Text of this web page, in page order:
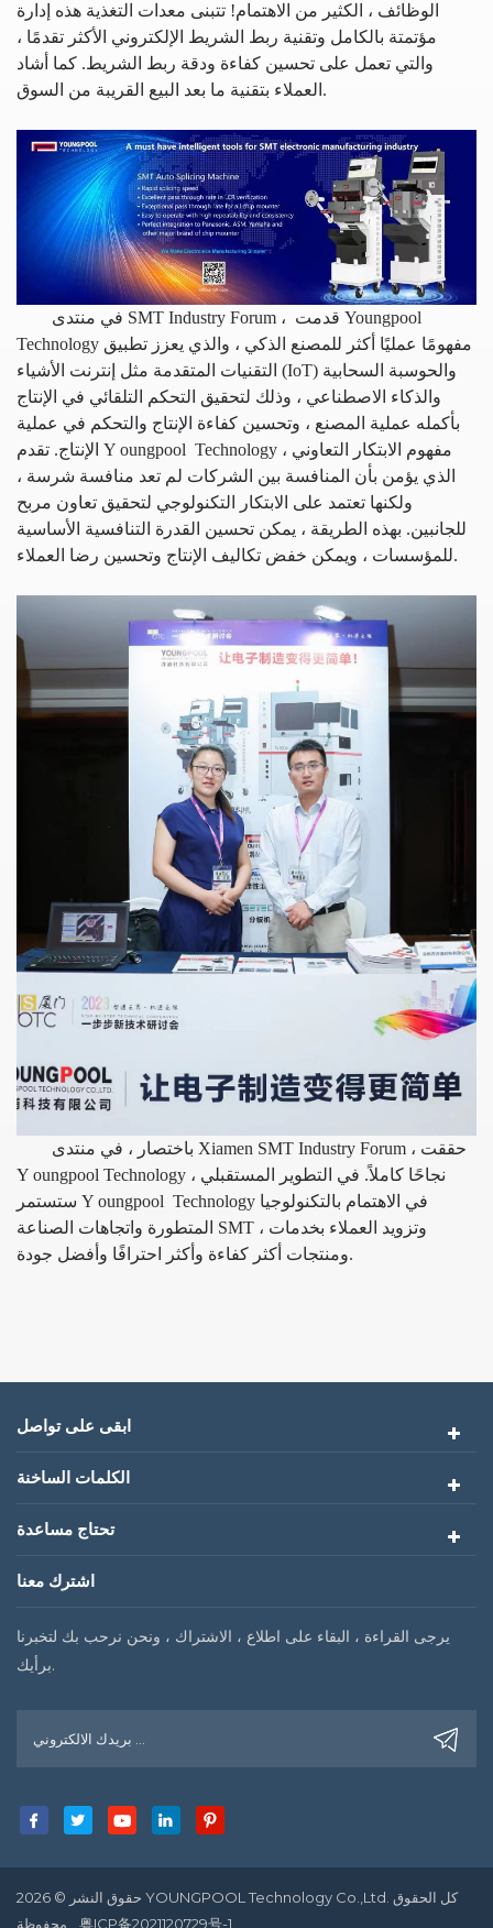
الوظائف ، الكثير من الاهتمام! تتبنى معدات التغذية هذه إدارة
مؤتمتة بالكامل وتقنية ربط الشريط الإلكتروني الأكثر تقدمًا ،
والتي تعمل على تحسين كفاءة ودقة ربط الشريط. كما أشاد
العملاء بتقنية ما بعد البيع القريبة من السوق.
في منتدى SMT Industry Forum ،
Technology مفهومًا عمليًا أكثر للمصنع الذكي ، والذي يعزز تطبيق
التقنيات المتقدمة مثل إنترنت الأشياء (IoT) والحوسبة السحابية
والذكاء الاصطناعي ، وذلك لتحقيق التحكم التلقائي في الإنتاج
بأكمله عملية المصنع ، وتحسين كفاءة الإنتاج والتحكم في عملية
الإنتاج. تقدم Y oungpool Technology مفهوم الابتكار التعاوني ،
الذي يؤمن بأن المنافسة بين الشركات لم تعد منافسة شرسة ،
ولكنها تعتمد على الابتكار التكنولوجي لتحقيق تعاون مربح
للجانبين. بهذه الطريقة ، يمكن تحسين القدرة التنافسية الأساسية
للمؤسسات ، ويمكن خفض تكاليف الإنتاج وتحسين رضا العملاء.
باختصار ، في منتدى Xiamen SMT Industry Forum ، حققت
Y oungpool Technology نجاحًا كاملاً. في التطوير المستقبلي ،
ستستمر Y oungpool Technology في الاهتمام بالتكنولوجيا
المتطورة واتجاهات الصناعة SMT ، وتزويد العملاء بخدمات
ومنتجات أكثر كفاءة وأكثر احترافًا وأفضل جودة.
ابقى على تواصل
الكلمات الساخنة
تحتاج مساعدة
اشترك معنا
يرجى القراءة ، البقاء على اطلاع ، الاشتراك ، ونحن نرحب بك لتخبرنا
برأيك.
حقوق النشر © 2026 YOUNGPOOL Technology Co.,Ltd. كل الحقوق
粤ICP备2021120729号-1